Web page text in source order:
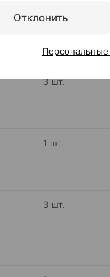
3 шт.
1 шт.
3 шт.
Отклонить